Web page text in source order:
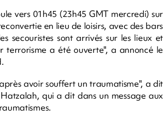
vers 01h45 (23h45 GMT mercredi) sur
en lieu de loisirs, avec des bars
secouristes sont arrivés sur les lieux et
a été ouverte", a annoncé le
avoir souffert un traumatisme", a dit
qui a dit dans un message aux